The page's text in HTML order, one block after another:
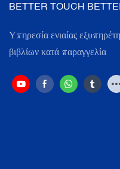
BETTER TOUCH
Υπηρεσία ενιαίας
βιβλίων κατά παραγγελία